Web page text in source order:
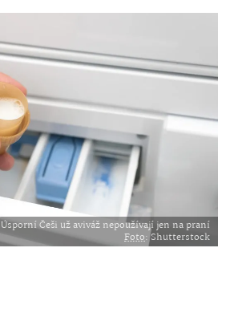
Úsporní Češi už aviváž nepoužívají jen na praní
Foto: Shutterstock